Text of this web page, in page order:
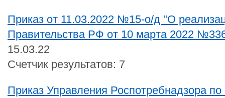
Приказ от 11.03.2022 №15-о/д "О
Правительства РФ от 10 марта 2022
15.03.22
Счетчик результатов: 7
Приказ Управления Роспотребнадзора по